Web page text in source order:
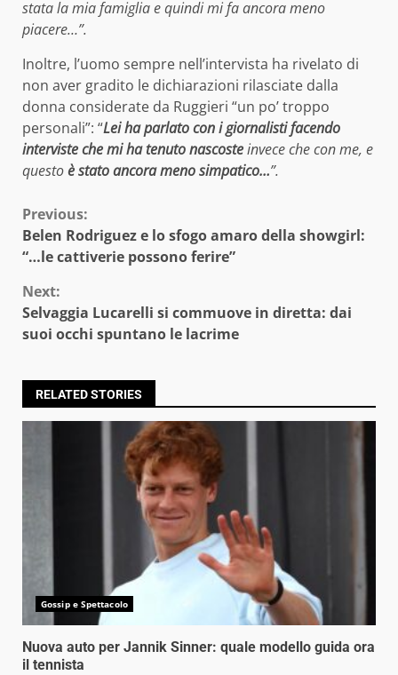
stata la mia famiglia e quindi mi fa ancora meno
piacere…”.
Inoltre, l’uomo sempre nell’intervista ha rivelato di
non aver gradito le dichiarazioni rilasciate dalla
donna considerate da Ruggieri “un po’ troppo
personali”: “Lei ha parlato con i giornalisti facendo
interviste che mi ha tenuto nascosteinvece che con me, e
questoè stato ancora meno simpatico…”.
Continue
Reading
Previous:
Belen Rodriguez e lo sfogo amaro della showgirl:
“…le cattiverie possono ferire”
Next:
Selvaggia Lucarelli si commuove in diretta: dai
suoi occhi spuntano le lacrime
RELATED STORIES
Gossip e Spettacolo
Nuova auto per Jannik Sinner: quale modello guida ora
il tennista